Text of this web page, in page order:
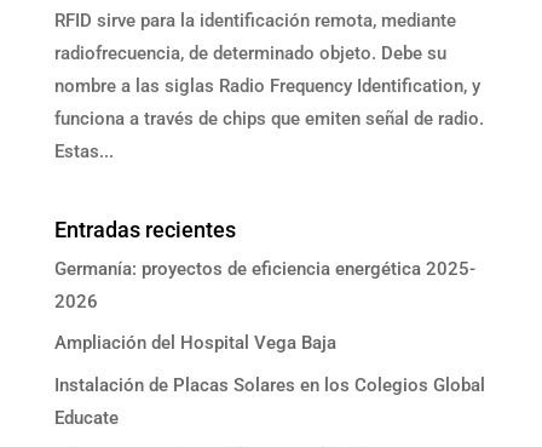
RFID sirve para la identificación remota, mediante
radiofrecuencia, de determinado objeto. Debe su
nombre a las siglas Radio Frequency Identification, y
funciona a través de chips que emiten señal de radio.
Estas...
Entradas recientes
Germanía: proyectos de eficiencia energética 2025-
2026
Ampliación del Hospital Vega Baja
Instalación de Placas Solares en los Colegios Global
Educate